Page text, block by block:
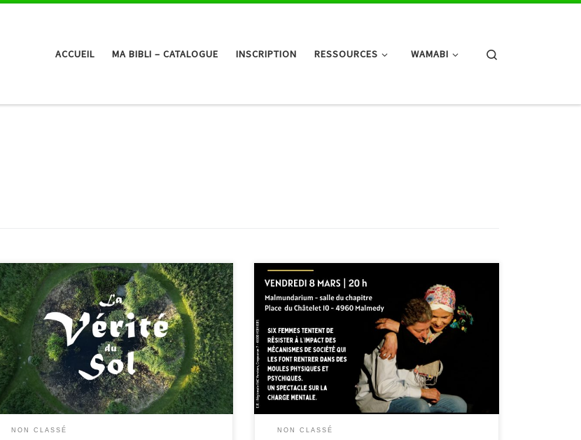
ACCUEIL MA BIBLI – CATALOGUE INSCRIPTION RESSOURCES WAMABI
Dans le cadre du Festival de la Transition alimentaire
« Nourrir Autrement« , la bibliothèque de Waimes vous
invite le mercredi 5 juin, à 19h30 à la projection du film
« La Vérité du sol » de François Legrand, suivi d’un
temps d’échange avec François Dessart de
Greenotec. Le Sol est un être vivant qui […]
NON CLASSÉ
Bienvenue le vendredi 8 mars à 20h au Malmundarium
de Malmedy pour découvrir la pièce « Une journée
ordinaire » du Théâtre de la Communauté, dans le
cadre de la Journée internationale des droits des
femmes. Cette création aborde le sexisme ordinaire,
les diktats de la beauté… tout en légèreté […]
NON CLASSÉ